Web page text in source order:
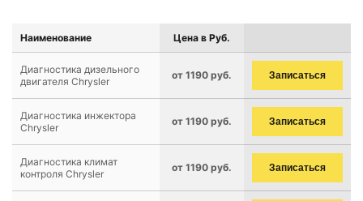
Наименование Цена в Руб.
Диагностика дизельного
двигателя Chrysler
от 1190 руб. Записаться
Диагностика инжектора
Chrysler
от 1190 руб. Записаться
Диагностика климат
контроля Chrysler
от 1190 руб. Записаться